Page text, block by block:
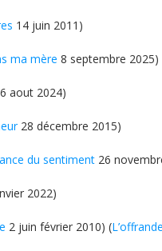
14 juin 2011)
ma mère 8 septembre 2025)
aout 2024)
28 décembre 2015)
du sentiment 26
2022)
2 juin février 2010) (